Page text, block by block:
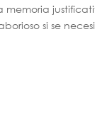
si se